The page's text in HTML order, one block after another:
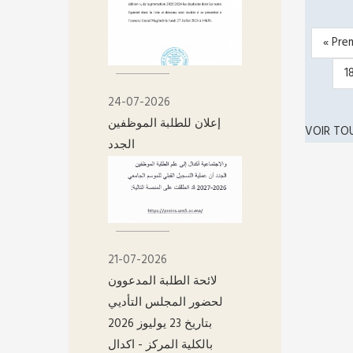
24-07-2026
إعلان للطلبة الموظفين
الجدد
21-07-2026
لائحة الطلبة المدعوون
لحضور المجلس التأديي
بتاريخ 23 يوليوز 2026
بالكلية المركز - اکدال
page
«
VOIR